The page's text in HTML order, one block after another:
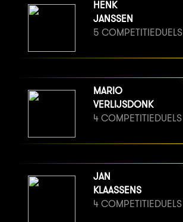
VAN BERGE HENEGOUWEN
5 COMPETITIEDUELS
HENK
JANSSEN
5 COMPETITIEDUELS
MARIO
VERLIJSDONK
4 COMPETITIEDUELS
JAN
KLAASSENS
4 COMPETITIEDUELS